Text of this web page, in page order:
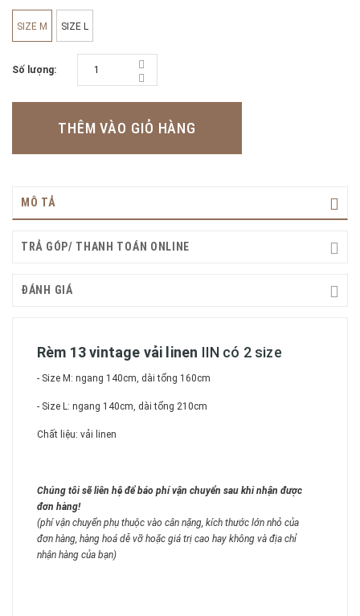
SIZE M SIZE L
Số lượng:
THÊM VÀO GIỎ HÀNG
MÔ TẢ
TRẢ GÓP/ THANH TOÁN ONLINE
ĐÁNH GIÁ
Rèm 13 vintage vải linen IIN có 2 size
- Size M: ngang 140cm, dài tổng 160cm
- Size L: ngang 140cm, dài tổng 210cm
Chất liệu: vải linen
Chúng tôi sẽ liên hệ để báo phí vận chuyển sau khi nhận được
đơn hàng!
(phí vận chuyển phụ thuộc vào cân nặng, kích thước lớn nhỏ của
đơn hàng, hàng hoá dễ vỡ hoặc giá trị cao hay không và địa chỉ
nhận hàng của bạn)